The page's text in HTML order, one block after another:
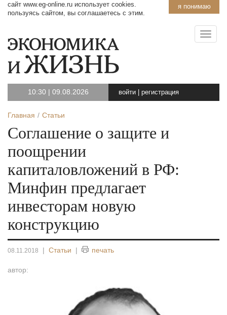
я понимаю
сайт www.eg-online.ru использует cookies.
пользуясь сайтом, вы соглашаетесь с этим.
10:30 | 09.08.2026 войти регистрация
Главная Статьи
Соглашение о защите и
поощрении
капиталовложений в РФ:
Минфин предлагает
инвесторам новую
конструкцию
08.11.2018 | Статьи | печать
автор: